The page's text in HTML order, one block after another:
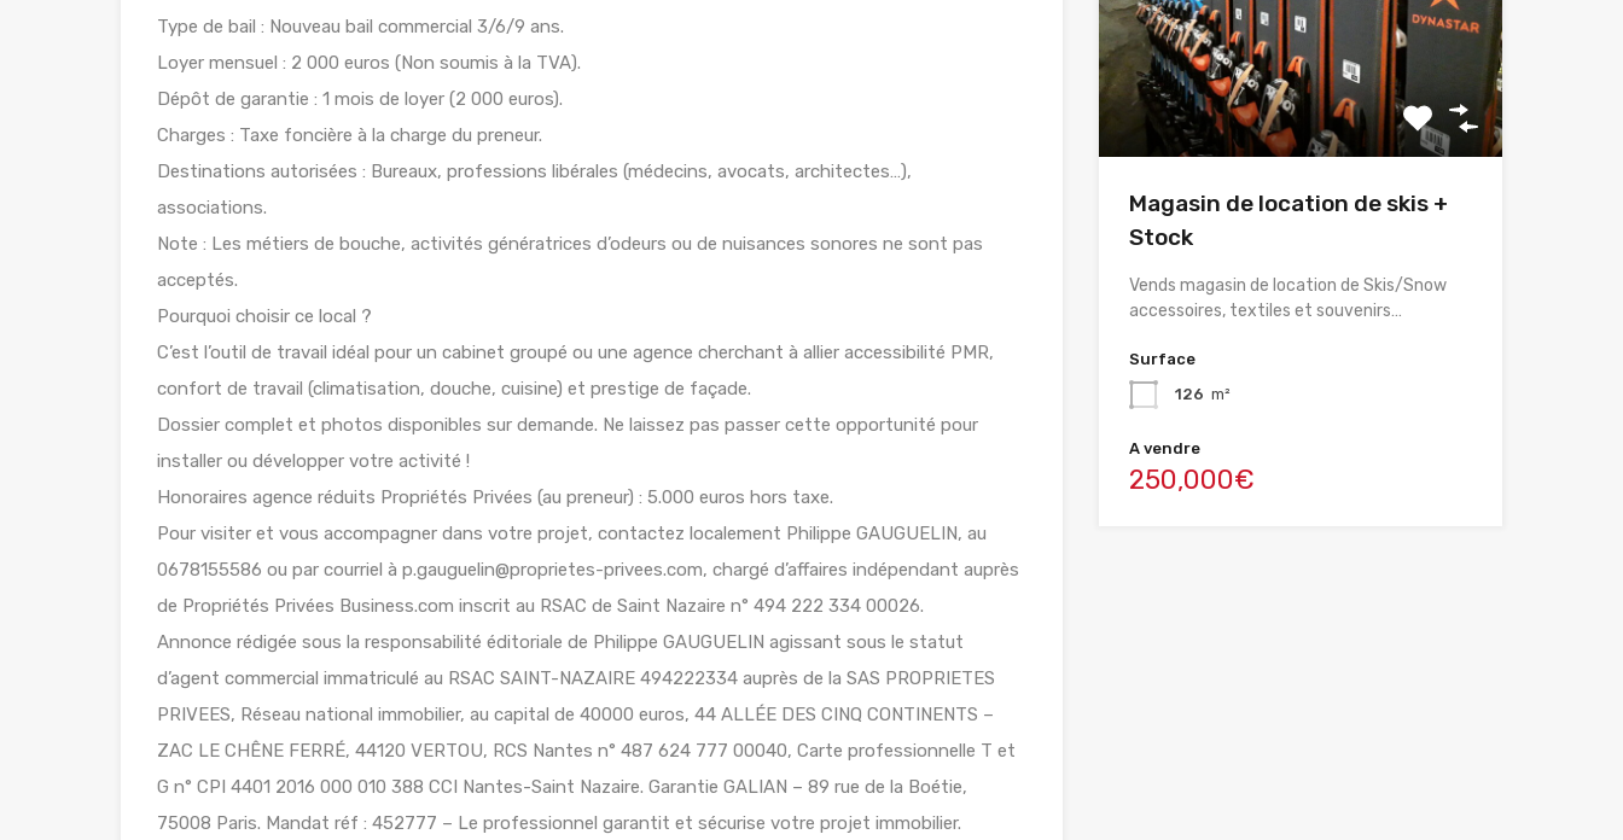
Type de bail : Nouveau bail commercial 3/6/9 ans.
Loyer mensuel : 2 000 euros (Non soumis à la TVA).
Dépôt de garantie : 1 mois de loyer (2 000 euros).
Charges : Taxe foncière à la charge du preneur.
Destinations autorisées : Bureaux, professions libérales (médecins, avocats, architectes…),
associations.
Note : Les métiers de bouche, activités génératrices d’odeurs ou de nuisances sonores ne sont pas
acceptés.
Pourquoi choisir ce local ?
C’est l’outil de travail idéal pour un cabinet groupé ou une agence cherchant à allier accessibilité PMR,
confort de travail (climatisation, douche, cuisine) et prestige de façade.
Dossier complet et photos disponibles sur demande. Ne laissez pas passer cette opportunité pour
installer ou développer votre activité !
Honoraires agence réduits Propriétés Privées (au preneur) : 5.000 euros hors taxe.
Pour visiter et vous accompagner dans votre projet, contactez localement Philippe GAUGUELIN, au
0678155586 ou par courriel à p.gauguelin@proprietes-privees.com, chargé d’affaires indépendant auprès
de Propriétés Privées Business.com inscrit au RSAC de Saint Nazaire n° 494 222 334 00026.
Annonce rédigée sous la responsabilité éditoriale de Philippe GAUGUELIN agissant sous le statut
d’agent commercial immatriculé au RSAC SAINT-NAZAIRE 494222334 auprès de la SAS PROPRIETES
PRIVEES, Réseau national immobilier, au capital de 40000 euros, 44 ALLÉE DES CINQ CONTINENTS –
ZAC LE CHÊNE FERRÉ, 44120 VERTOU, RCS Nantes n° 487 624 777 00040, Carte professionnelle T et
G n° CPI 4401 2016 000 010 388 CCI Nantes-Saint Nazaire. Garantie GALIAN – 89 rue de la Boétie,
75008 Paris. Mandat réf : 452777 – Le professionnel garantit et sécurise votre projet immobilier.
Magasin de location de skis +
Stock
Vends magasin de location de Skis/Snow
accessoires, textiles et souvenirs…
Surface
126 m²
A vendre
250,000€